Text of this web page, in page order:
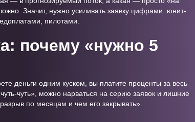
Значит, нужно усиливать заявку цифрами: юнит-
пилотами.
почему «нужно 5
деньги одним куском, вы платите проценты за весь
чуть», можно нарваться на серию заявок и лишние
по месяцам и чем его закрывать».